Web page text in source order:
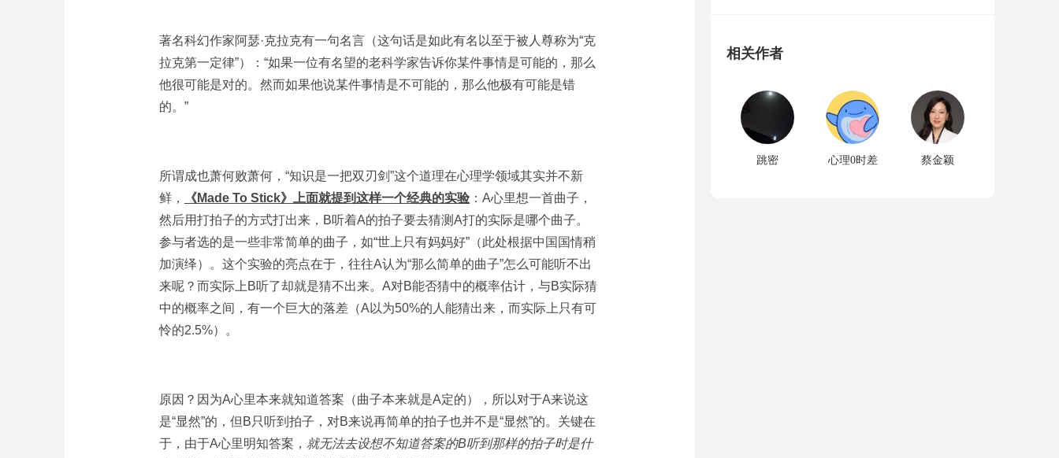
著名科幻作家阿瑟·克拉克有一句名言（这句话是如此有名以至于被人尊称为“克
拉克第一定律”）：“如果一位有名望的老科学家告诉你某件事情是可能的，那么
他很可能是对的。然而如果他说某件事情是不可能的，那么他极有可能是错
的。”
所谓成也萧何败萧何，“知识是一把双刃剑”这个道理在心理学领域其实并不新
鲜，
《Made To Stick》上面就提到这样一个经典的实验 ：A心里想一首曲子，
然后用打拍子的方式打出来，B听着A的拍子要去猜测A打的实际是哪个曲子。
参与者选的是一些非常简单的曲子，如“世上只有妈妈好”（此处根据中国国情稍
加演绎）。这个实验的亮点在于，往往A认为“那么简单的曲子”怎么可能听不出
来呢？而实际上B听了却就是猜不出来。A对B能否猜中的概率估计，与B实际猜
中的概率之间，有一个巨大的落差（A以为50%的人能猜出来，而实际上只有可
怜的2.5%）。
原因？因为A心里本来就知道答案（曲子本来就是A定的），所以对于A来说这
是“显然”的，但B只听到拍子，对B来说再简单的拍子也并不是“显然”的。关键在
于，由于A心里明知答案， 就无法去设想不知道答案的B听到那样的拍子时是什
相关作者
跳密 心理0时差 蔡金颖